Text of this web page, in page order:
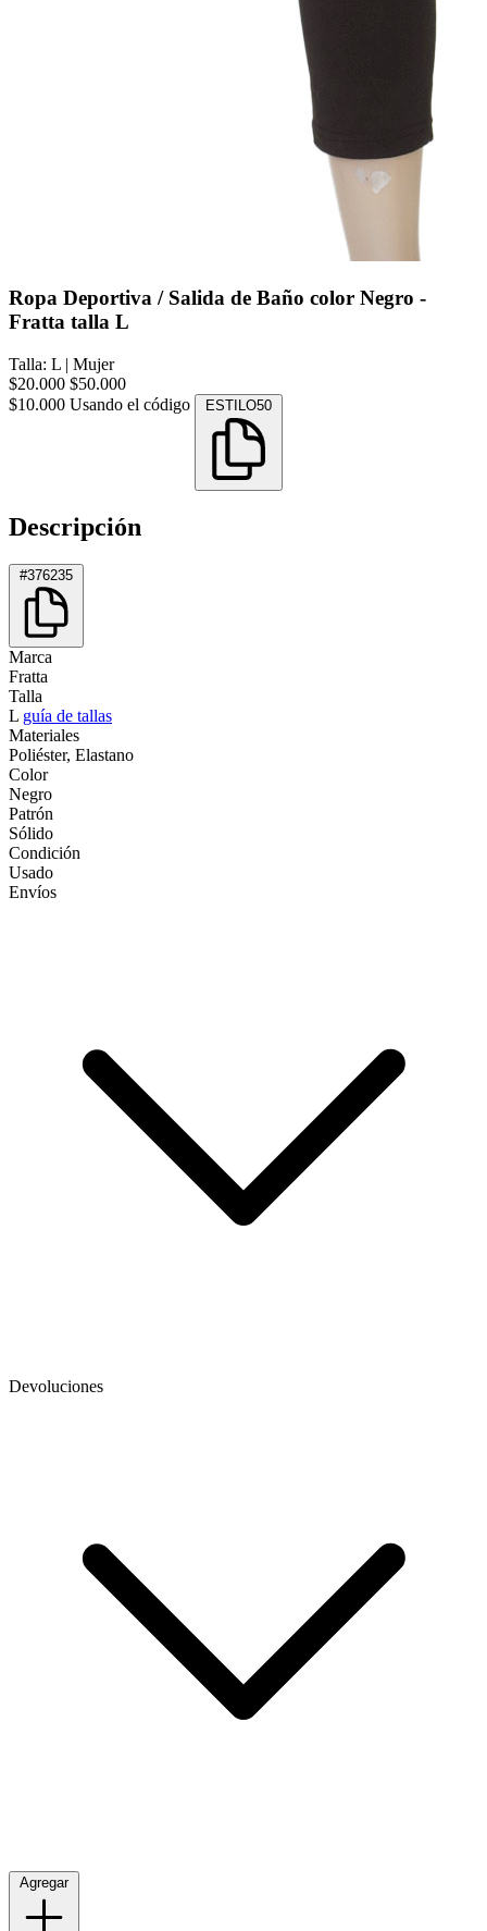
Ropa Deportiva / Salida de Baño color Negro -
Fratta talla L
Talla: L | Mujer
$20.000 $50.000
$10.000 Usando el código ESTILO50
Descripción
#376235
Marca
Fratta
Talla
L guía de tallas
Materiales
Poliéster, Elastano
Color
Negro
Patrón
Sólido
Condición
Usado
Envíos
Devoluciones
Agregar